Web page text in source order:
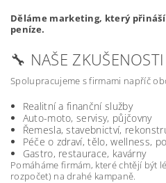
Děláme marketing, který přináší
peníze.
🔧 NAŠE ZKUŠENOSTI
Spolupracujeme s firmami napříč
Realitní a finanční služby
Auto-moto, servisy, půjčovny
Řemesla, stavebnictví,
Péče o zdraví, tělo, wellness,
Gastro, restaurace, kavárny
Pomáháme firmám, které chtějí být
rozpočet) na drahé kampaně.